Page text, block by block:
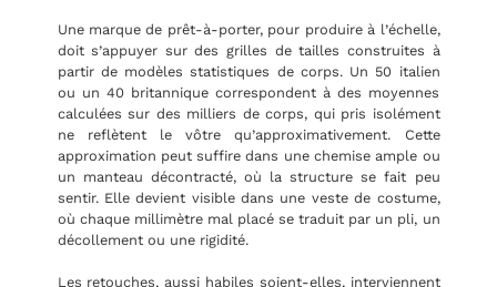
Une marque de prêt-à-porter, pour produire à l’échelle,
doit s’appuyer sur des grilles de tailles construites à
partir de modèles statistiques de corps. Un 50 italien
ou un 40 britannique correspondent à des moyennes
calculées sur des milliers de corps, qui pris isolément
ne reflètent le vôtre qu’approximativement. Cette
approximation peut suffire dans une chemise ample ou
un manteau décontracté, où la structure se fait peu
sentir. Elle devient visible dans une veste de costume,
où chaque millimètre mal placé se traduit par un pli, un
décollement ou une rigidité.
Les retouches, aussi habiles soient-elles, interviennent